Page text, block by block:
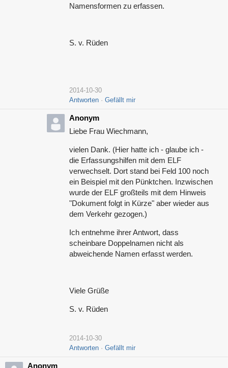
Namensformen zu erfassen.
S. v. Rüden
2014-10-30
Antworten
Gefällt mir
Anonym
Liebe Frau Wiechmann,
vielen Dank. (Hier hatte ich - glaube ich -
die Erfassungshilfen mit dem ELF
verwechselt. Dort stand bei Feld 100 noch
ein Beispiel mit den Pünktchen. Inzwischen
wurde der ELF großteils mit dem Hinweis
"Dokument folgt in Kürze" aber wieder aus
dem Verkehr gezogen.)
Ich entnehme ihrer Antwort, dass
scheinbare Doppelnamen nicht als
abweichende Namen erfasst werden.
Viele Grüße
S. v. Rüden
2014-10-30
Antworten
Gefällt mir
Anonym